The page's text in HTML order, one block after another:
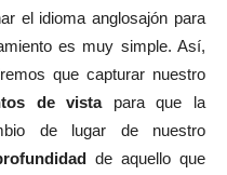
el idioma anglosajón para
es muy simple. Así,
que capturar nuestro
de vistapara que la
de lugar de nuestro
de aquello que